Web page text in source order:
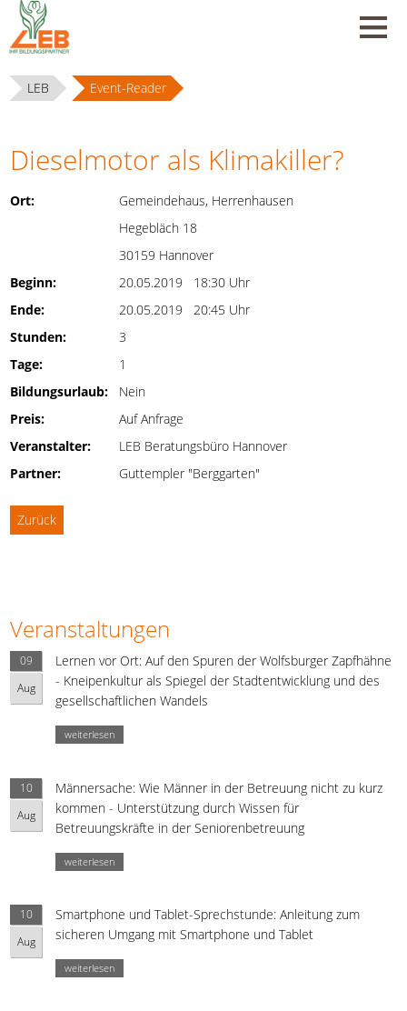
LEB Event-Reader
Dieselmotor als Klimakiller?
Ort:
Gemeindehaus, Herrenhausen
Hegebläch 18
30159 Hannover
Beginn:
20.05.2019 18:30 Uhr
Ende:
20.05.2019 20:45 Uhr
Stunden:
3
Tage:
1
Bildungsurlaub:
Nein
Preis:
Auf Anfrage
Veranstalter:
LEB Beratungsbüro Hannover
Partner:
Guttempler "Berggarten"
Zurück
Veranstaltungen
09
Aug
Lernen vor Ort: Auf den Spuren der Wolfsburger Zapfhähne
- Kneipenkultur als Spiegel der Stadtentwicklung und des
gesellschaftlichen Wandels
weiterlesen
10
Aug
Männersache: Wie Männer in der Betreuung nicht zu kurz
kommen - Unterstützung durch Wissen für
Betreuungskräfte in der Seniorenbetreuung
weiterlesen
10
Aug
Smartphone und Tablet-Sprechstunde: Anleitung zum
sicheren Umgang mit Smartphone und Tablet
weiterlesen